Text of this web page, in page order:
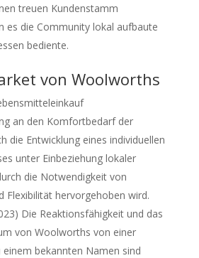
treuen Kundenstamm
es die Community lokal aufbaute
bediente.
von Woolworths
an den Komfortbedarf der
die Entwicklung eines individuellen
unter Einbeziehung lokaler
die Notwendigkeit von
Flexibilität hervorgehoben wird.
Die Reaktionsfähigkeit und das
von Woolworths von einer
bekannten Namen sind